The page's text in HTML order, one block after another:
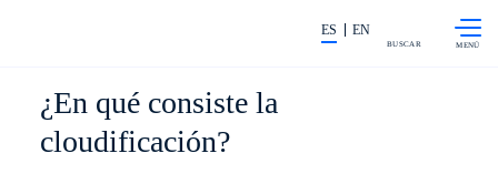
La acción en accionistas e
ES EN
BUSCAR
¿En qué consiste la
cloudificación?